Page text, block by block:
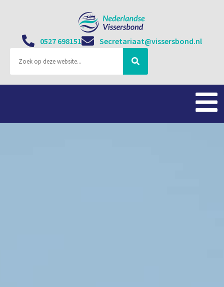
0527 698151 Secretariaat@vissersbond.nl